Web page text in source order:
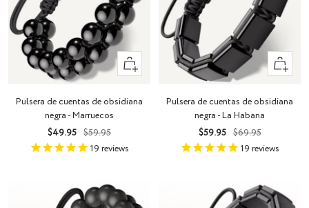
+
Añadir
Pulsera de cuentas de obsidiana
negra - Marruecos
Precio
de
$49.95 Precio
normal
$59.95
19 reviews
+
Añadir
Pulsera de cuentas de obsidiana
negra - La Habana
Precio
de
$59.95 Precio
normal
$69.95
19 reviews